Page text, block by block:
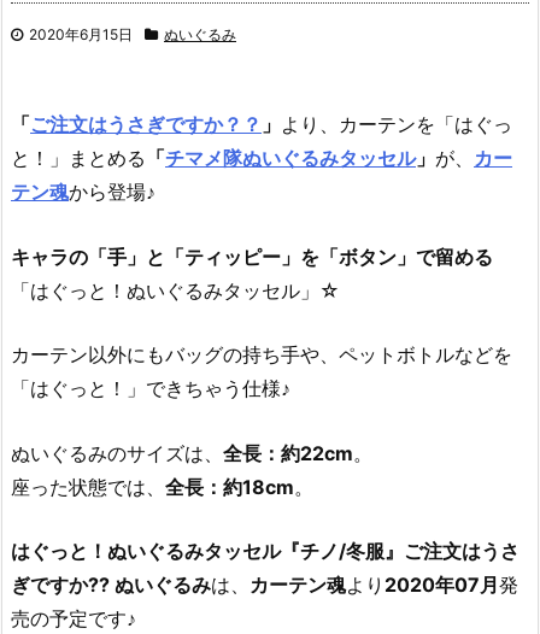
2020年6月15日 ぬいぐるみ
「ご注文はうさぎですか？？ 」 より、 カーテンを「はぐっ
と！」まとめる 「チマメ隊ぬいぐるみタッセル」 が、 カー
テン魂から登場♪
キャラの「手」と「ティッピー」を「ボタン」で留める
「はぐっと！ぬいぐるみタッセル」☆
カーテン以外にもバッグの持ち手や、ペットボトルなどを
「はぐっと！」できちゃう仕様♪
ぬいぐるみのサイズは、 全長：約22cm。
座った状態では、 全長：約18cm。
はぐっと！ぬいぐるみタッセル『チノ/冬服』ご注文はうさ
ぎですか?? ぬいぐるみは、 カーテン魂より 2020年07月 発
売の予定です♪